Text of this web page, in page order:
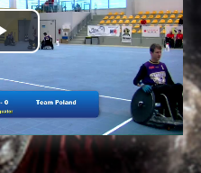
Přehrát
video